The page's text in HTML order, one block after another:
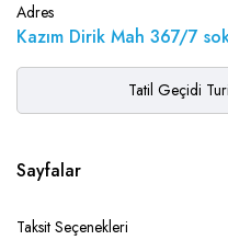
Adres
Kazım Dirik Mah 367/7
Tatil Geçidi
Sayfalar
Taksit Seçenekleri